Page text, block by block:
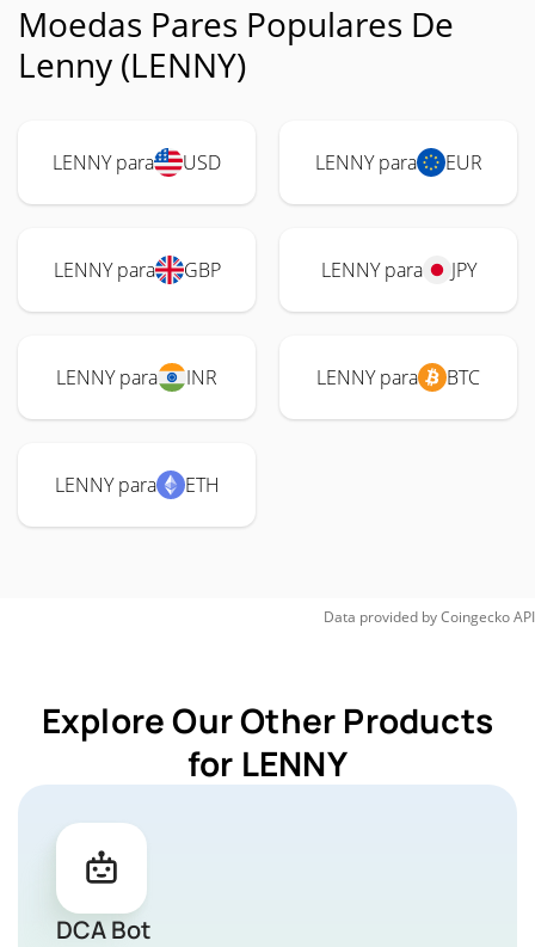
Moedas Pares Populares De
Lenny (LENNY)
LENNY para USD LENNY para EUR
LENNY para GBP LENNY para JPY
LENNY para INR LENNY para BTC
LENNY para ETH
Data provided byCoingeckoAPI
Explore Our Other Products
for LENNY
DCA Bot